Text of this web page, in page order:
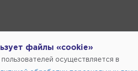
файлы «cookie»
осуществляется в